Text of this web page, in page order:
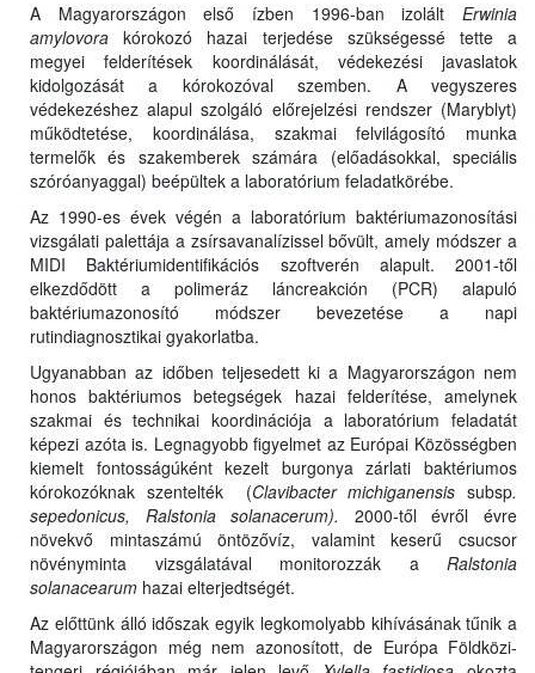
A Magyarországon első ízben 1996-ban izolált Erwinia
amylovora kórokozó hazai terjedése szükségessé tette a
megyei felderítések koordinálását, védekezési javaslatok
kidolgozását a kórokozóval szemben. A vegyszeres
védekezéshez alapul szolgáló előrejelzési rendszer (Maryblyt)
működtetése, koordinálása, szakmai felvilágosító munka
termelők és szakemberek számára (előadásokkal, speciális
szóróanyaggal) beépültek a laboratórium feladatkörébe.
Az 1990-es évek végén a laboratórium baktériumazonosítási
vizsgálati palettája a zsírsavanalízissel bővült, amely módszer a
MIDI Baktériumidentifikációs szoftverén alapult. 2001-től
elkezdődött a polimeráz láncreakción (PCR) alapuló
baktériumazonosító módszer bevezetése a napi
rutindiagnosztikai gyakorlatba.
Ugyanabban az időben teljesedett ki a Magyarországon nem
honos baktériumos betegségek hazai felderítése, amelynek
szakmai és technikai koordinációja a laboratórium feladatát
képezi azóta is. Legnagyobb figyelmet az Európai Közösségben
kiemelt fontosságúként kezelt burgonya zárlati baktériumos
kórokozóknak szentelték (Clavibacter michiganensissubsp.
sepedonicus, Ralstonia solanacerum). 2000-től évről évre
növekvő mintaszámú öntözővíz, valamint keserű csucsor
növényminta vizsgálatával monitorozzák a Ralstonia
solanacearum hazai elterjedtségét.
Az előttünk álló időszak egyik legkomolyabb kihívásának tűnik a
Magyarországon még nem azonosított, de Európa Földközi-